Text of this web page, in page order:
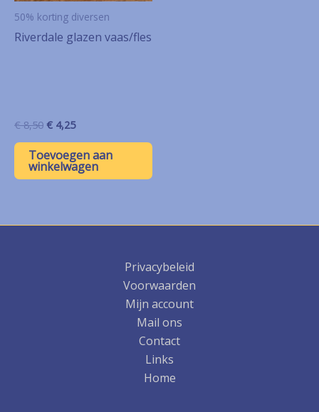
50% korting diversen
Riverdale glazen vaas/fles
€8,50 Oorspronkelijke
was:
€ 8,50.
€ 4,25Huidige
is:
€ 4,25.
Toevoegen aan
winkelwagen
Privacybeleid
Voorwaarden
Mijn account
Mail ons
Contact
Links
Home